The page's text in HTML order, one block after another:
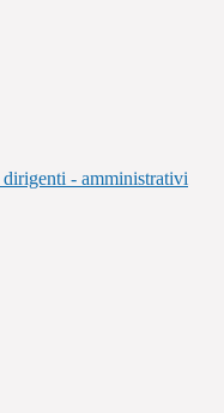
- amministrativi